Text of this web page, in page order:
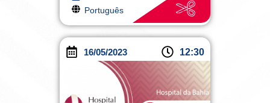
Português
16/05/2023 12:30